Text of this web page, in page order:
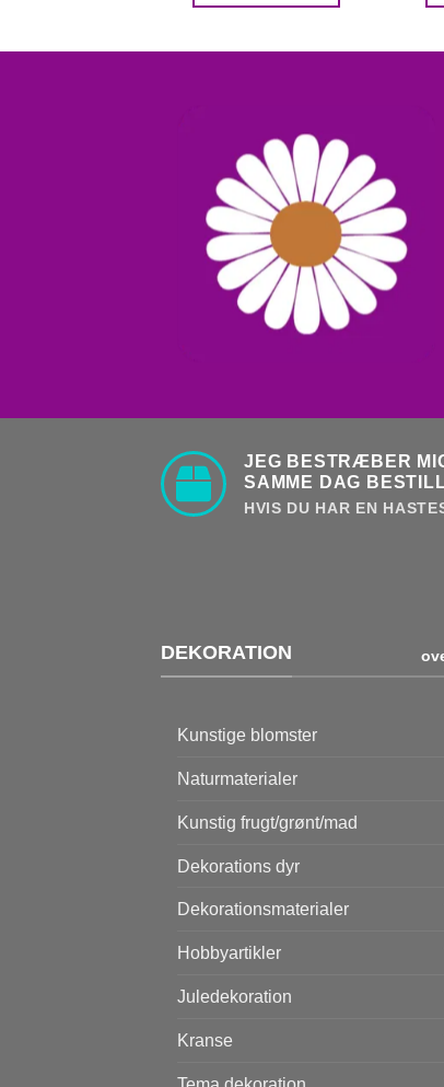
JEG BESTRÆBER
SAMME DAG
HVIS DU HAR EN
DEKORATION
Kunstige blomster
Naturmaterialer
Kunstig frugt/grønt/mad
Dekorations dyr
Dekorationsmaterialer
Hobbyartikler
Juledekoration
Kranse